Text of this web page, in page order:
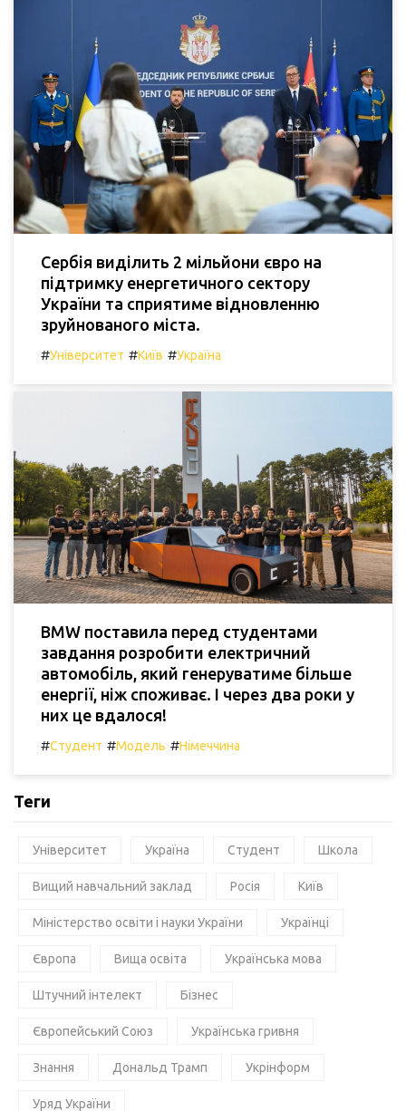
Сербія виділить 2 мільйони євро на
підтримку енергетичного сектору
України та сприятиме відновленню
зруйнованого міста.
#Університет #Київ #Україна
BMW поставила перед студентами
завдання розробити електричний
автомобіль, який генеруватиме більше
енергії, ніж споживає. І через два роки у
них це вдалося!
#Студент #Модель #Німеччина
Теги
Університет Україна Студент Школа
Вищий навчальний заклад Росія Київ
Міністерство освіти і науки України Українці
Європа Вища освіта Українська мова
Штучний інтелект Бізнес
Європейський Союз Українська гривня
Знання Дональд Трамп Укрінформ
Уряд України